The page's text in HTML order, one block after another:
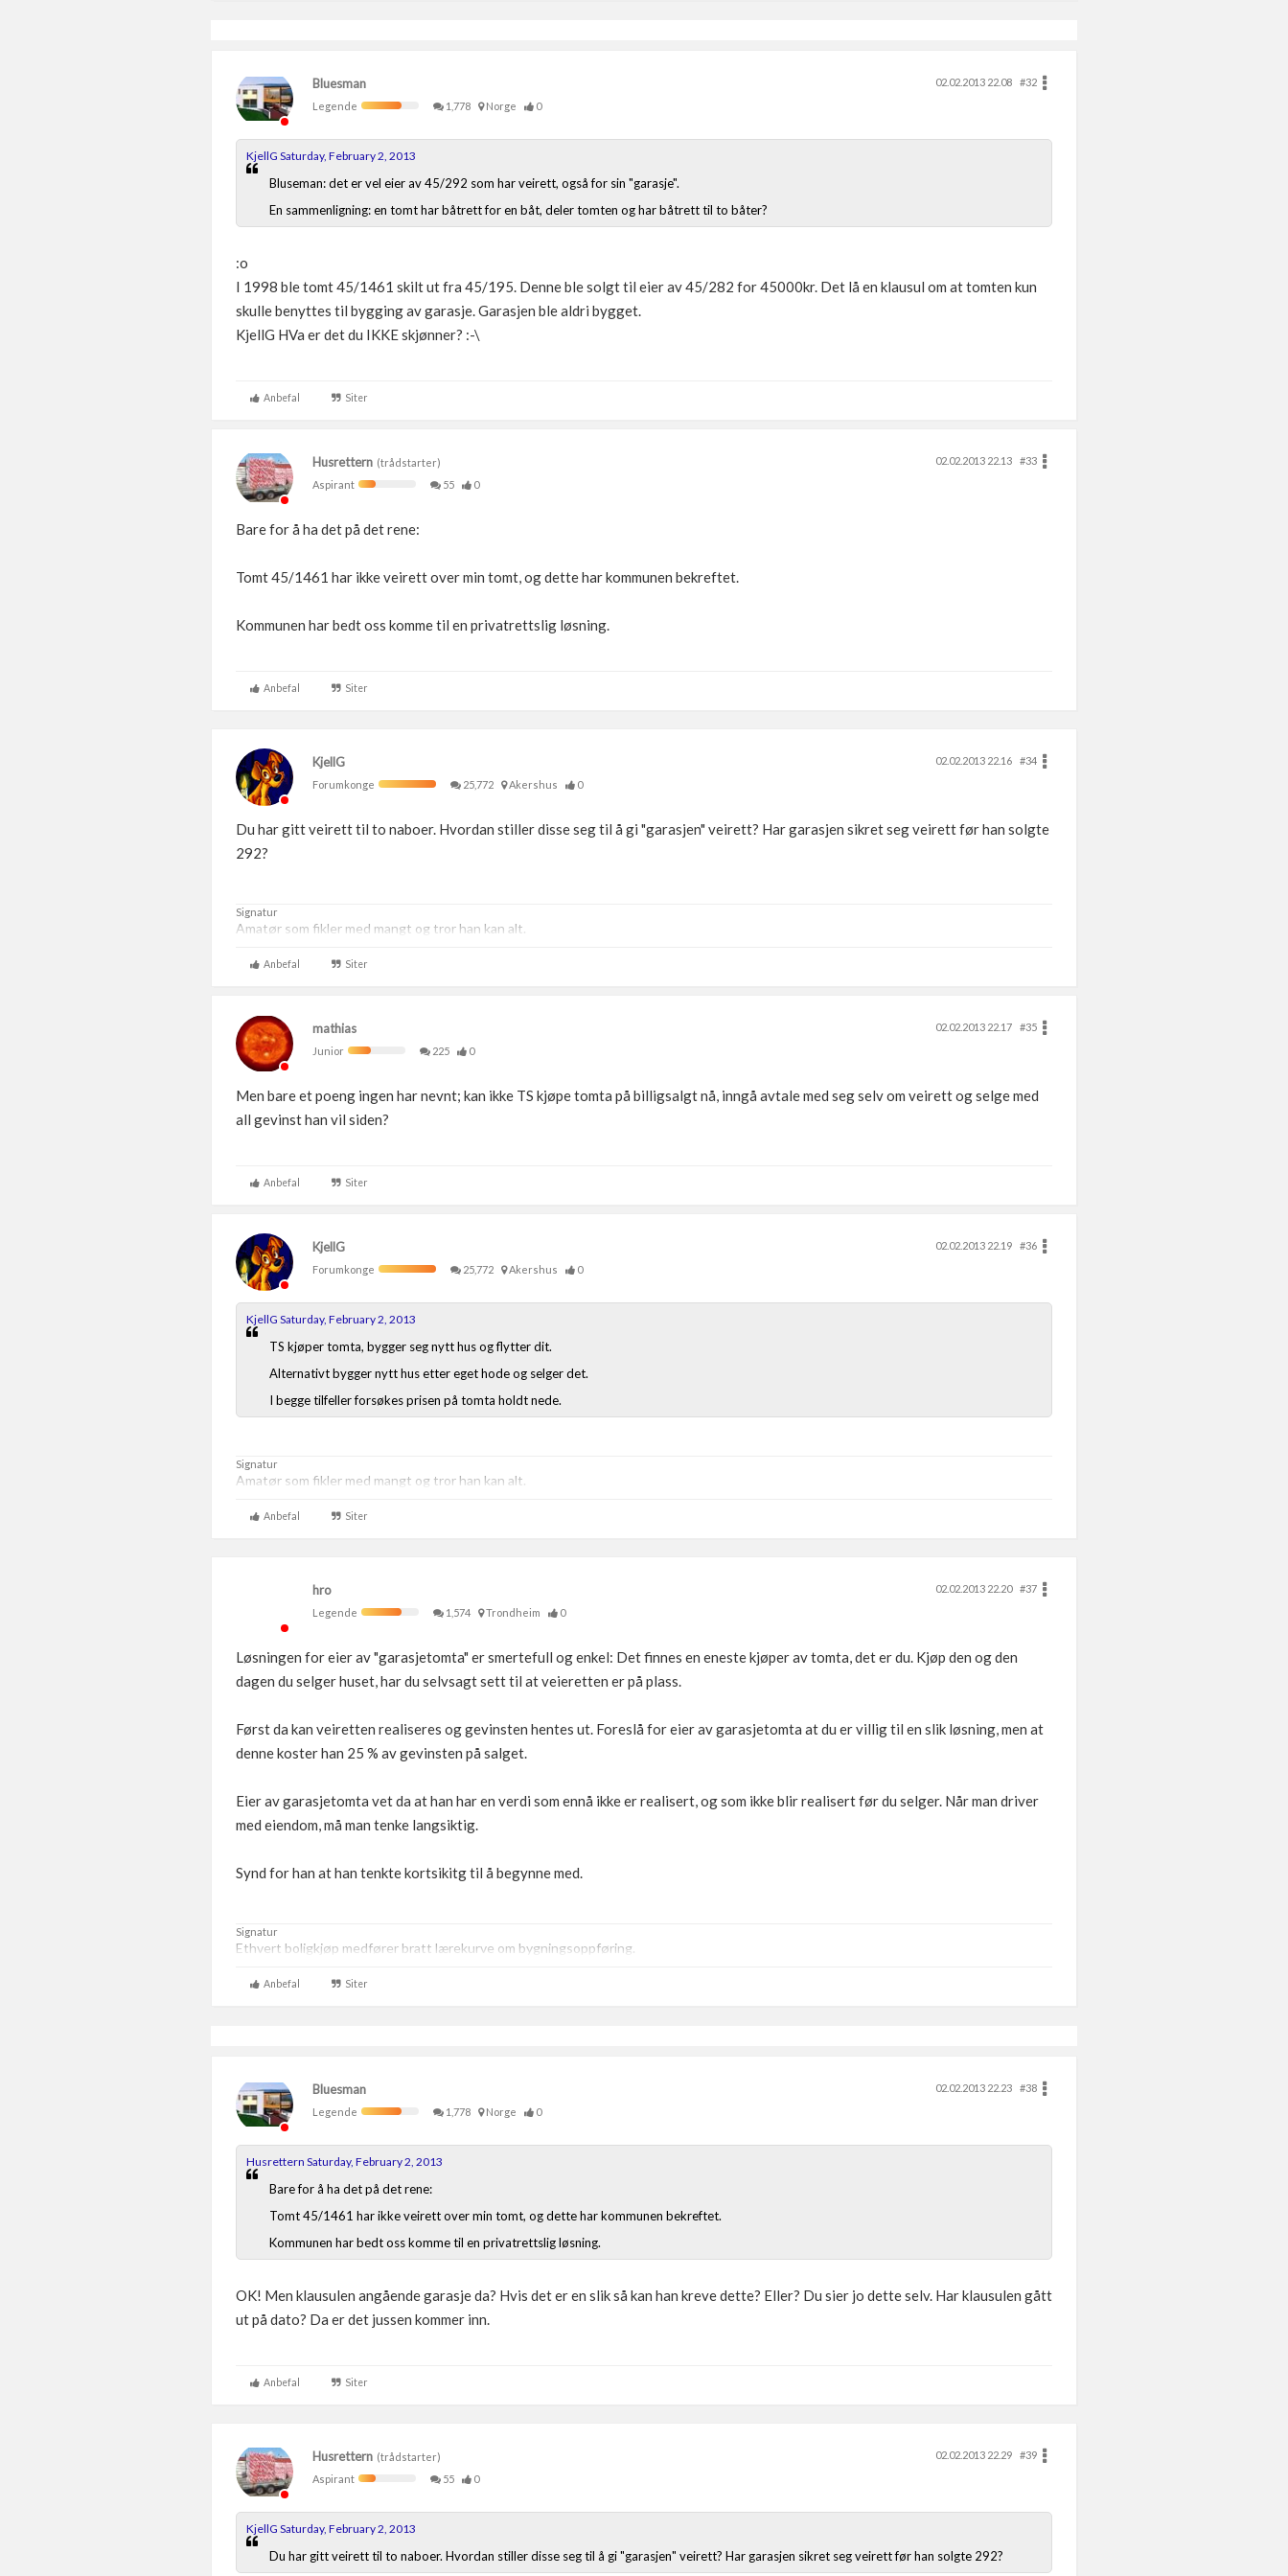
Bluesman 02.02.2013 22.08
#32
Legende
1,778 Norge 0
KjellG Saturday, February 2, 2013
Bluseman: det er vel eier av 45/292 som har veirett, også for sin "garasje".
En sammenligning: en tomt har båtrett for en båt, deler tomten og har båtrett til to båter?
:o
I 1998 ble tomt 45/1461 skilt ut fra 45/195. Denne ble solgt til eier av 45/282 for 45000kr. Det lå en klausul om at tomten kun
skulle benyttes til bygging av garasje. Garasjen ble aldri bygget.
KjellG HVa er det du IKKE skjønner? :-\
Anbefal Siter
Husrettern (trådstarter) 02.02.2013 22.13
#33
Aspirant
55 0
Bare for å ha det på det rene:
Tomt 45/1461 har ikke veirett over min tomt, og dette har kommunen bekreftet.
Kommunen har bedt oss komme til en privatrettslig løsning.
Anbefal Siter
KjellG 02.02.2013 22.16
#34
Forumkonge
25,772 Akershus 0
Du har gitt veirett til to naboer. Hvordan stiller disse seg til å gi "garasjen" veirett? Har garasjen sikret seg veirett før han solgte
292?
Signatur
Amatør som fikler med mangt og tror han kan alt.
Anbefal Siter
mathias 02.02.2013 22.17
#35
Junior
225 0
Men bare et poeng ingen har nevnt; kan ikke TS kjøpe tomta på billigsalgt nå, inngå avtale med seg selv om veirett og selge med
all gevinst han vil siden?
Anbefal Siter
KjellG 02.02.2013 22.19
#36
Forumkonge
25,772 Akershus 0
KjellG Saturday, February 2, 2013
TS kjøper tomta, bygger seg nytt hus og flytter dit.
Alternativt bygger nytt hus etter eget hode og selger det.
I begge tilfeller forsøkes prisen på tomta holdt nede.
Signatur
Amatør som fikler med mangt og tror han kan alt.
Anbefal Siter
hro 02.02.2013 22.20
#37
Legende
1,574 Trondheim 0
Løsningen for eier av "garasjetomta" er smertefull og enkel: Det finnes en eneste kjøper av tomta, det er du. Kjøp den og den
dagen du selger huset, har du selvsagt sett til at veieretten er på plass.
Først da kan veiretten realiseres og gevinsten hentes ut. Foreslå for eier av garasjetomta at du er villig til en slik løsning, men at
denne koster han 25 % av gevinsten på salget.
Eier av garasjetomta vet da at han har en verdi som ennå ikke er realisert, og som ikke blir realisert før du selger. Når man driver
med eiendom, må man tenke langsiktig.
Synd for han at han tenkte kortsikitg til å begynne med.
Signatur
Ethvert boligkjøp medfører bratt lærekurve om bygningsoppføring.
Anbefal Siter
Bluesman 02.02.2013 22.23
#38
Legende
1,778 Norge 0
Husrettern Saturday, February 2, 2013
Bare for å ha det på det rene:
Tomt 45/1461 har ikke veirett over min tomt, og dette har kommunen bekreftet.
Kommunen har bedt oss komme til en privatrettslig løsning.
OK! Men klausulen angående garasje da? Hvis det er en slik så kan han kreve dette? Eller? Du sier jo dette selv. Har klausulen gått
ut på dato? Da er det jussen kommer inn.
Anbefal Siter
Husrettern (trådstarter) 02.02.2013 22.29
#39
Aspirant
55 0
KjellG Saturday, February 2, 2013
Du har gitt veirett til to naboer. Hvordan stiller disse seg til å gi "garasjen" veirett? Har garasjen sikret seg veirett før han solgte 292?